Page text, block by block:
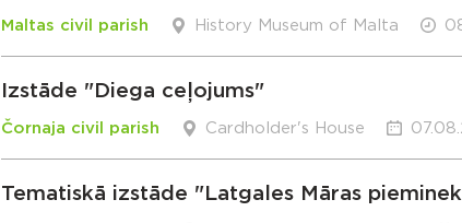
Maltas civil parish History Museum of Malta
Izstāde "Diega ceļojums"
Čornaja civil parish Cardholder's House
Tematiskā izstāde "Latgales Māras